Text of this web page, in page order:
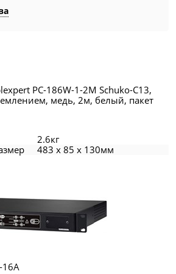
PC-186W-1-2M Schuko-C13,
медь, 2м, белый, пакет
2.6кг
483 x 85 x 130мм
16A